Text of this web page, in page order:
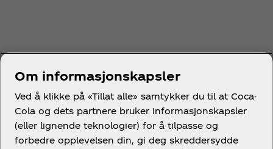
Om informasjonskapsler
Ved å klikke på «Tillat alle» samtykker du til at Coca-
Cola og dets partnere bruker informasjonskapsler
(eller lignende teknologier) for å tilpasse og
forbedre opplevelsen din, gi deg skreddersydde